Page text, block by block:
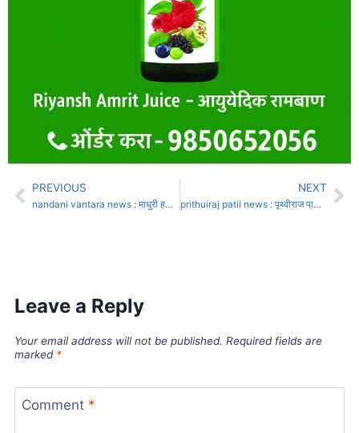
PREVIOUS
nandani vantara news : माधुरी हत्तीणी याचिका गुरूवारी सर्वोच्च न्यायालयात सुचीबध्द होणार
NEXT
prithuiraj patil news : पृथ्वीराज पाटील : पक्षपलटाचा निर्णायक क्षण, सांगलीच्या राजकारणात नवा अध्याय
Leave a Reply
Your email address will not be published. Required fields are
marked *
Comment *